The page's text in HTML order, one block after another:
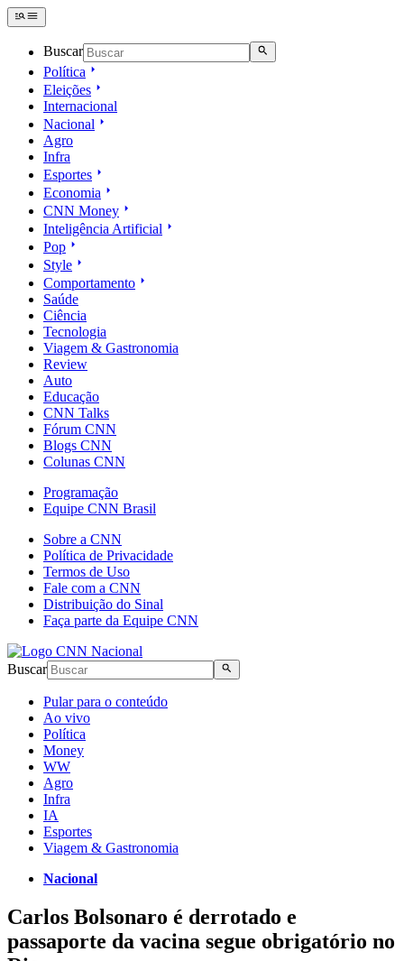
Buscar
Política
Eleições
Internacional
Nacional
Agro
Infra
Esportes
Economia
CNN Money
Inteligência Artificial
Pop
Style
Comportamento
Saúde
Ciência
Tecnologia
Viagem & Gastronomia
Review
Auto
Educação
CNN Talks
Fórum CNN
Blogs CNN
Colunas CNN
Programação
Equipe CNN Brasil
Sobre a CNN
Política de Privacidade
Termos de Uso
Fale com a CNN
Distribuição do Sinal
Faça parte da Equipe CNN
Buscar
Pular para o conteúdo
Ao vivo
Política
Money
WW
Agro
Infra
IA
Esportes
Viagem & Gastronomia
Nacional
Carlos Bolsonaro é derrotado e
passaporte da vacina segue obrigatório no